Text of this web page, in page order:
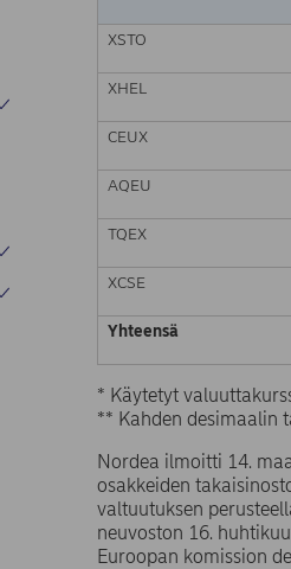
XSTO
XHEL
CEUX
AQEU
TQEX
XCSE
Yhteensä
* Käytetyt
** Kahden desimaalin
Nordea ilmoitti 14.
osakkeiden
valtuutuksen
neuvoston 16.
Euroopan komission